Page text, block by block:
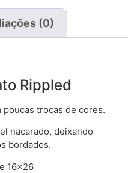
(0)
Rippled
trocas de cores.
nacarado, deixando
bordados.
16×26